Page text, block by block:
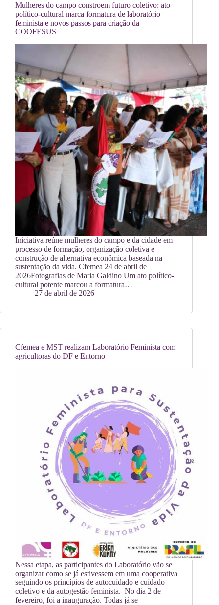
Mulheres do campo constroem futuro coletivo: ato
político-cultural marca formatura de laboratório
feminista e novos passos para criação da
COOFESUS
Iniciativa reúne mulheres do campo e da cidade em
processo de formação, organização coletiva e
construção de alternativa econômica baseada na
sustentação da vida. Cfemea 24 de abril de
2026Fotografias de Maria Galdino Um ato político-
cultural potente marcou a formatura…
27 de abril de 2026
Cfemea e MST realizam Laboratório Feminista com
agricultoras do DF e Entorno
Nessa etapa, as participantes do Laboratório vão se
organizar como se já estivessem em uma cooperativa
seguindo os princípios de autocuidado e cuidado
coletivo e da autogestão feminista. No dia 2 de
fevereiro, foi a inauguração. Todas já se